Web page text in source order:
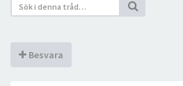
Besvara